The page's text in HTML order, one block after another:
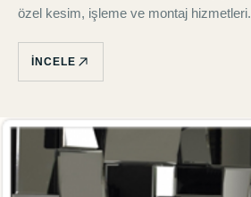
özel kesim, işleme ve montaj hizmetleri.
İNCELE